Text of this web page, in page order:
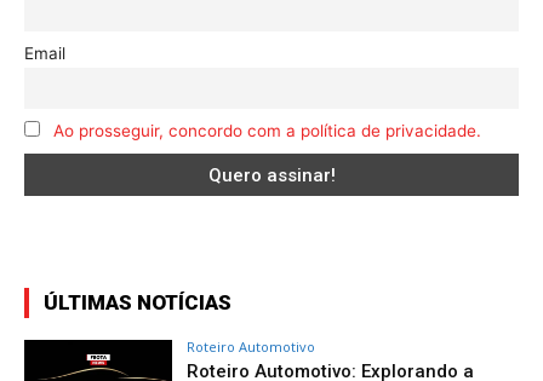
Email
Ao prosseguir, concordo com a política de privacidade.
ÚLTIMAS NOTÍCIAS
Roteiro Automotivo
Roteiro Automotivo: Explorando a